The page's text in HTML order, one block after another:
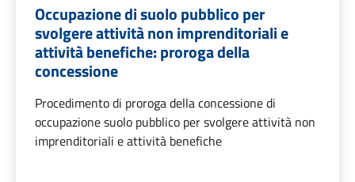
Occupazione di suolo pubblico per
svolgere attività non imprenditoriali e
attività benefiche: proroga della
concessione
Procedimento di proroga della concessione di
occupazione suolo pubblico per svolgere attività non
imprenditoriali e attività benefiche